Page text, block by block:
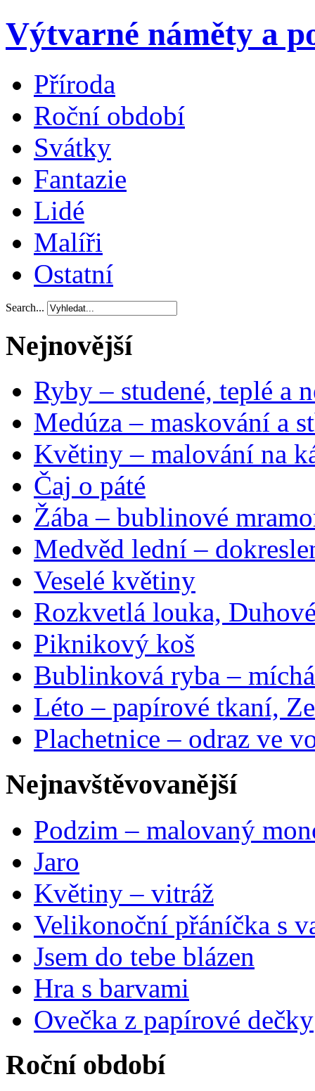
Výtvarné náměty a
Příroda
Roční období
Svátky
Fantazie
Lidé
Malíři
Ostatní
Search...
Nejnovější
Ryby – studené, teplé a
Medúza – maskování a
Květiny – malování na
Čaj o páté
Žába – bublinové
Medvěd lední –
Veselé květiny
Rozkvetlá louka,
Piknikový koš
Bublinková ryba –
Léto – papírové tkaní,
Plachetnice – odraz ve
Nejnavštěvovanější
Podzim – malovaný
Jaro
Květiny – vitráž
Velikonoční přáníčka s
Jsem do tebe blázen
Hra s barvami
Ovečka z papírové dečky
Roční období